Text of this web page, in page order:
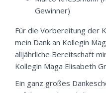
Gewinner)
Für die Vorbereitung der
mein Dank an Kollegin
alljährliche Bereitschaft
Kollegin Maga Elisabeth
Ein ganz großes